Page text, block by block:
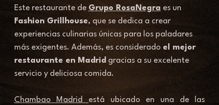
Este restaurante de Grupo RosaNegra es un
Fashion Grillhouse, que se dedica a crear
experiencias culinarias únicas para los paladares
más exigentes. Además, es considerado el mejor
restaurante en Madrid gracias a su excelente
servicio y deliciosa comida.
Chambao Madrid está ubicado en una de las